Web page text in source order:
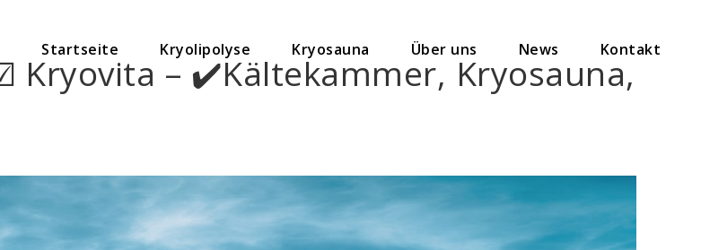
Startseite Kryolipolyse Kryosauna Über uns News Kontakt
Kryovita – ✔️Kältekammer, Kryosauna,